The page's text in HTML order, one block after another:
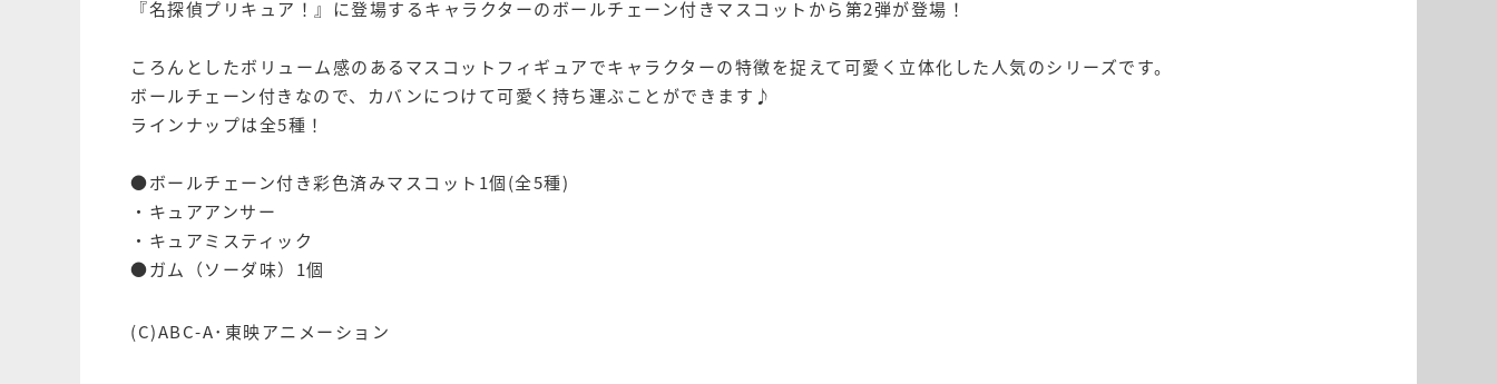
『名探偵プリキュア！』に登場するキャラクターのボールチェーン付きマスコットから第2弾が登場！
ころんとしたボリューム感のあるマスコットフィギュアでキャラクターの特徴を捉えて可愛く立体化した人気のシリーズです。
ボールチェーン付きなので、カバンにつけて可愛く持ち運ぶことができます♪
ラインナップは全5種！
●ボールチェーン付き彩色済みマスコット1個(全5種)
・キュアアンサー
・キュアミスティック
●ガム（ソーダ味）1個
(C)ABC-A･東映アニメーション